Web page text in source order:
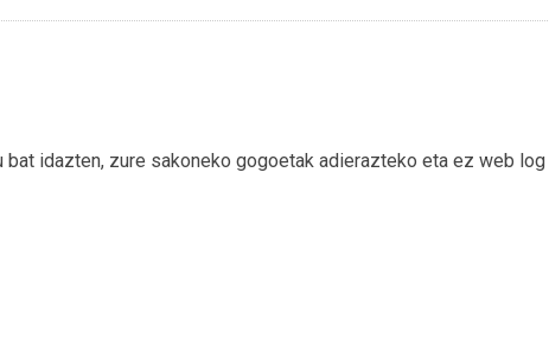
idazten, zure sakoneko gogoetak adierazteko eta ez web log